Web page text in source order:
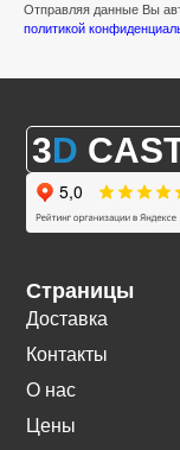
Отправляя данные Вы
политикой
3D
Страницы
Доставка
Контакты
О нас
Цены